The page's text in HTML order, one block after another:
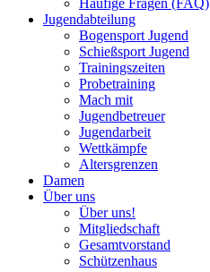
Häufige Fragen (FAQ)
Jugendabteilung
Bogensport Jugend
Schießsport Jugend
Trainingszeiten
Probetraining
Mach mit
Jugendbetreuer
Jugendarbeit
Wettkämpfe
Altersgrenzen
Damen
Über uns
Über uns!
Mitgliedschaft
Gesamtvorstand
Schützenhaus